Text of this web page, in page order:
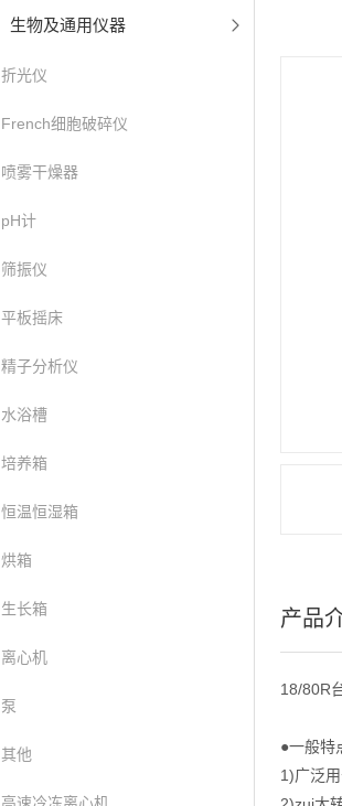
生物及通用仪器
折光仪
French细胞破碎仪
喷雾干燥器
pH计
筛振仪
平板摇床
精子分析仪
水浴槽
培养箱
恒温恒湿箱
烘箱
生长箱
离心机
泵
其他
产品
18/80R
●一般特
1)广泛